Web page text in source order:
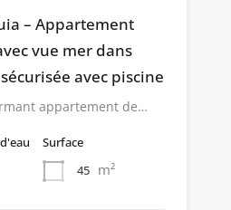
– Appartement
vue mer dans
avec piscine
appartement de…
Surface
45 m²